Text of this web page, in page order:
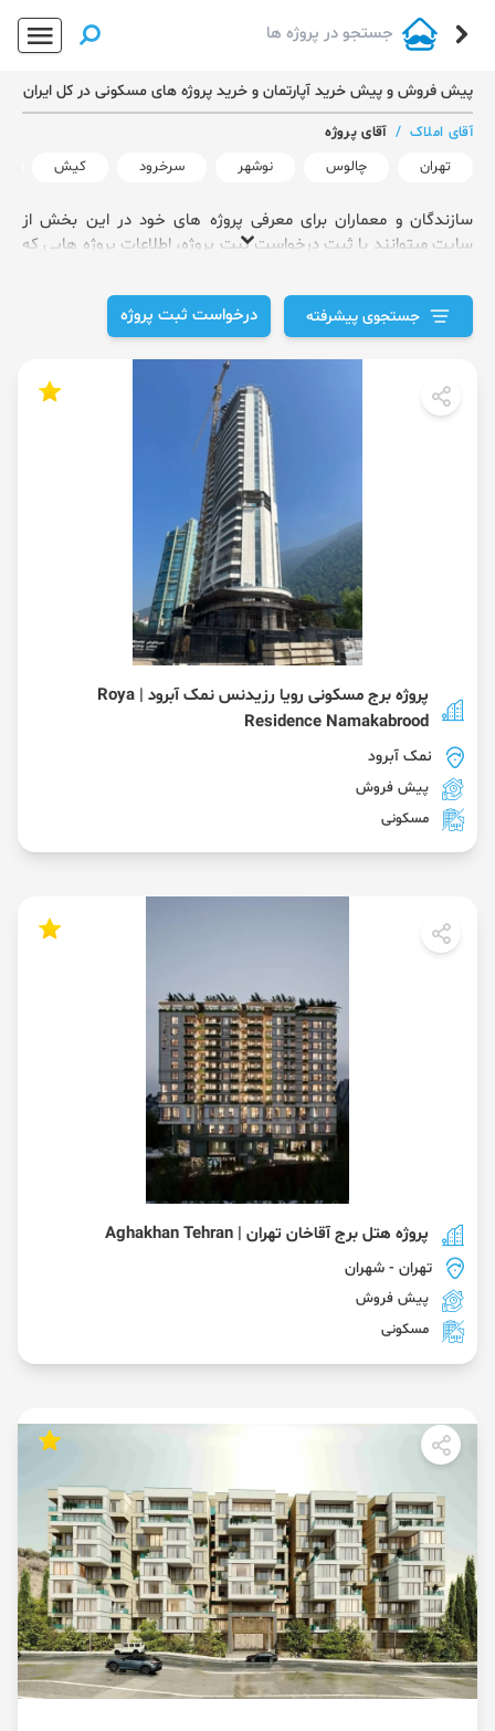
پیش فروش و پیش خرید آپارتمان و خرید پروژه های مسکونی در کل ایران
آقای املاک / آقای پروژه
تهران
چالوس نوشهر سرخرود کیش
سازندگان و معماران برای معرفی پروژه های خود در این بخش از
سایت میتوانند با ثبت درخواست ثبت پروژه، اطلاعات پروژه هایی که
جستجوی پیشرفته درخواست ثبت پروژه
پروژه برج مسکونی رویا رزیدنس نمک آبرود | Roya
Residence Namakabrood
نمک آبرود
پیش فروش
مسکونی
پروژه هتل برج آقاخان تهران | Aghakhan Tehran
تهران - شهران
پیش فروش
مسکونی